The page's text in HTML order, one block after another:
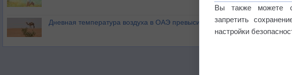
Дневная температура воздуха в ОАЭ превысила +51°
Вы также можете
запретить
настройки